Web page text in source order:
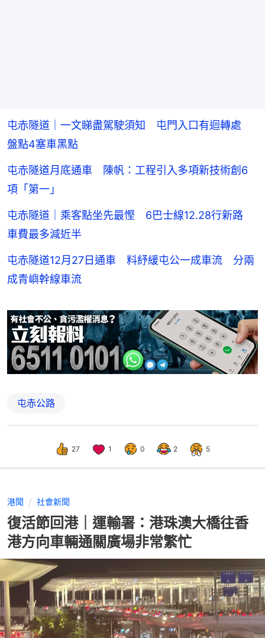
屯赤隧道｜一文睇盡駕駛須知 屯門入口有迴轉處
盤點4塞車黑點
屯赤隧道月底通車 陳帆：工程引入多項新技術創6
項「第一」
屯赤隧道｜乘客點坐先最慳 6巴士線12.28行新路
車費最多減近半
屯赤隧道12月27日通車 料紓緩屯公一成車流 分兩
成青嶼幹線車流
屯赤公路
27 1 0 2 5
港聞 社會新聞
復活節回港｜運輸署：港珠澳大橋往香
港方向車輛通關廣場非常繁忙